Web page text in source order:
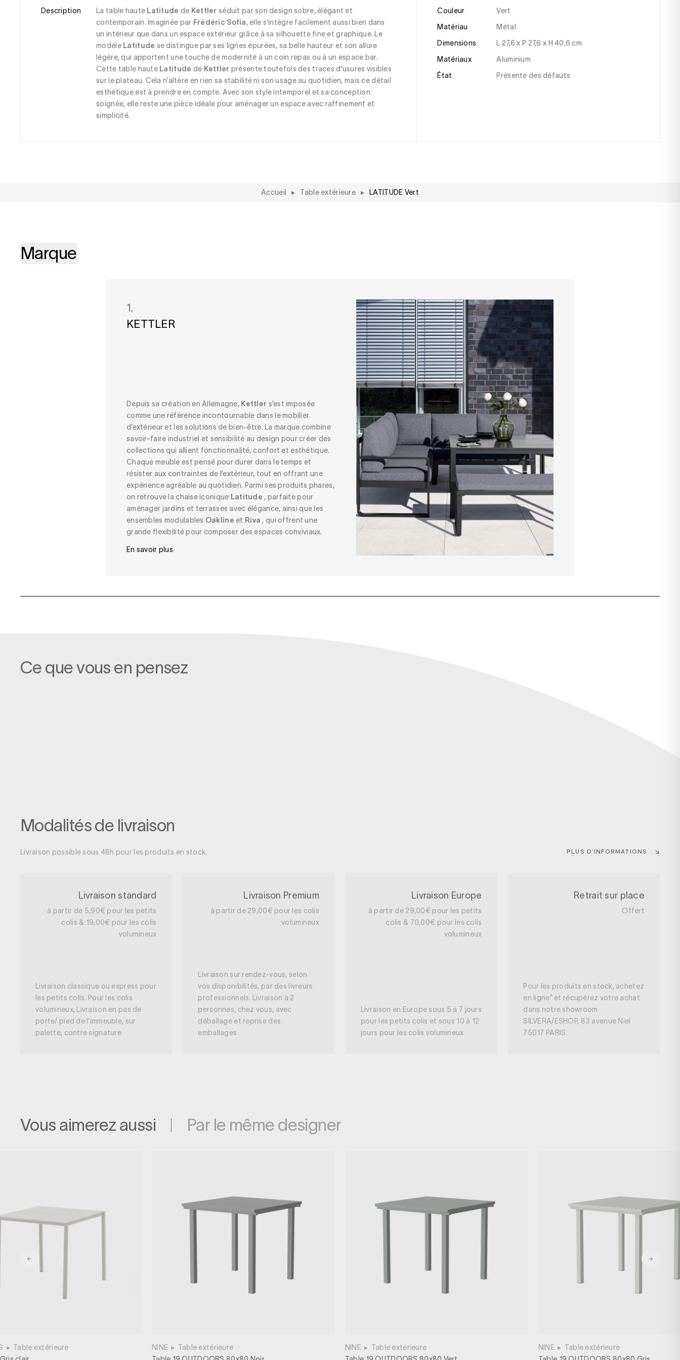
Description La table haute Latitude de Kettler séduit par son design sobre, élégant et
contemporain. Imaginée par Frédéric Sofia, elle s’intègre facilement aussi bien dans
un intérieur que dans un espace extérieur grâce à sa silhouette fine et graphique. Le
modèle Latitude se distingue par ses lignes épurées, sa belle hauteur et son allure
légère, qui apportent une touche de modernité à un coin repas ou à un espace bar.
Cette table haute Latitude de Kettler présente toutefois des traces d'usures visibles
sur le plateau. Cela n’altère en rien sa stabilité ni son usage au quotidien, mais ce détail
esthétique est à prendre en compte. Avec son style intemporel et sa conception
soignée, elle reste une pièce idéale pour aménager un espace avec raffinement et
simplicité.
Couleur
vert
Matériau
métal
Dimensions
L 27,6 x P 27,6 x H 40,6 cm
Matériaux
Aluminium
État
Présente des défauts
Accueil ▸ Table extérieure ▸ LATITUDE Vert
Marque
1.
KETTLER
Depuis sa création en Allemagne, Kettler s’est imposée
comme une référence incontournable dans le mobilier
d’extérieur et les solutions de bien-être. La marque combine
savoir-faire industriel et sensibilité au design pour créer des
collections qui allient fonctionnalité, confort et esthétique.
Chaque meuble est pensé pour durer dans le temps et
résister aux contraintes de l’extérieur, tout en offrant une
expérience agréable au quotidien. Parmi ses produits phares,
on retrouve la chaise iconique Latitude , parfaite pour
aménager jardins et terrasses avec élégance, ainsi que les
ensembles modulables Oakline et Riva , qui offrent une
grande flexibilité pour composer des espaces conviviaux.
En savoir plus
Ce que vous en pensez
Modalités de livraison
Livraison possible sous 48h pour les produits en stock. PLUS D’INFORMATIONS
Livraison standard
à partir de 5,90€ pour les petits
colis & 19,00€ pour les colis
volumineux
Livraison classique ou express pour
les petits colis. Pour les colis
volumineux, Livraison en pas de
porte/ pied de l’immeuble, sur
palette, contre signature
Livraison Premium
à partir de 29,00€ pour les colis
volumineux
Livraison sur rendez-vous, selon
vos disponibilités, par des livreurs
professionnels. Livraison à 2
personnes, chez vous, avec
déballage et reprise des
emballages
Livraison Europe
à partir de 29,00€ pour les petits
colis & 70,00€ pour les colis
volumineux
Livraison en Europe sous 5 à 7 jours
pour les petits colis et sous 10 à 12
jours pour les colis volumineux
Retrait sur place
Offert
Pour les produits en stock, achetez
en ligne* et récupérez votre achat
dans notre showroom
SILVERA/ESHOP, 83 avenue Niel
75017 PARIS
Vous aimerez aussi Par le même designer
▸ Table extérieure
NINE ▸ Table extérieure
NINE ▸ Table extérieure
NINE ▸ Table extérieure